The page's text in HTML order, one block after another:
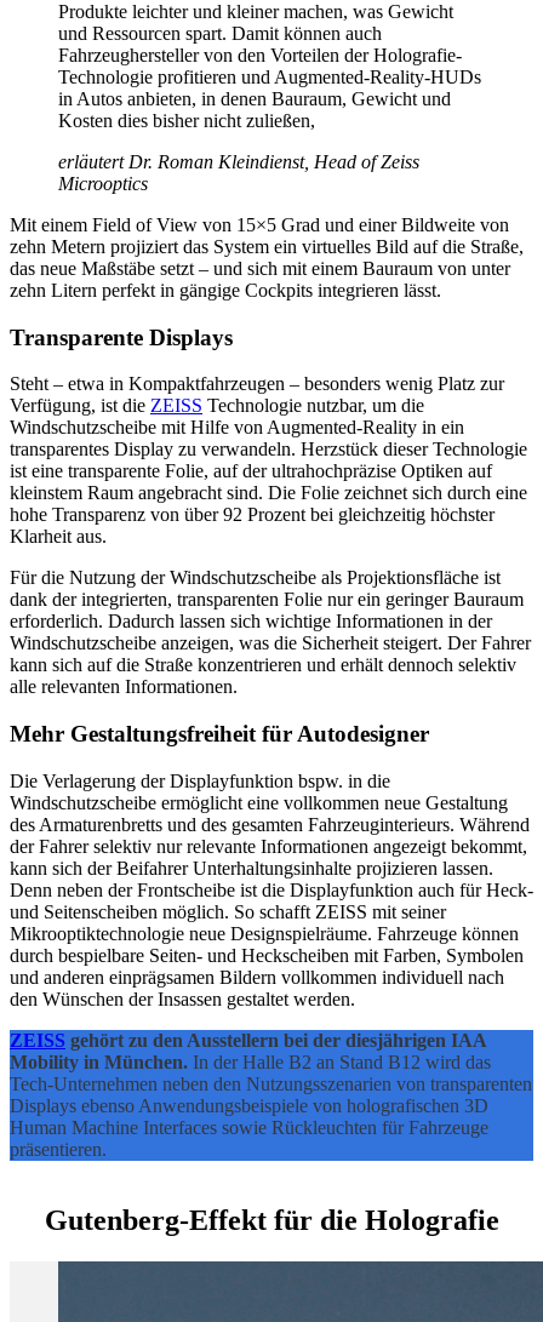
Produkte leichter und kleiner machen, was Gewicht
und Ressourcen spart. Damit können auch
Fahrzeughersteller von den Vorteilen der Holografie-
Technologie profitieren und Augmented-Reality-HUDs
in Autos anbieten, in denen Bauraum, Gewicht und
Kosten dies bisher nicht zuließen,
erläutert Dr. Roman Kleindienst, Head of Zeiss
Microoptics
Mit einem Field of View von 15×5 Grad und einer Bildweite von
zehn Metern projiziert das System ein virtuelles Bild auf die Straße,
das neue Maßstäbe setzt – und sich mit einem Bauraum von unter
zehn Litern perfekt in gängige Cockpits integrieren lässt.
Transparente Displays
Steht – etwa in Kompaktfahrzeugen – besonders wenig Platz zur
Verfügung, ist die ZEISS Technologie nutzbar, um die
Windschutzscheibe mit Hilfe von Augmented-Reality in ein
transparentes Display zu verwandeln. Herzstück dieser Technologie
ist eine transparente Folie, auf der ultrahochpräzise Optiken auf
kleinstem Raum angebracht sind. Die Folie zeichnet sich durch eine
hohe Transparenz von über 92 Prozent bei gleichzeitig höchster
Klarheit aus.
Für die Nutzung der Windschutzscheibe als Projektionsfläche ist
dank der integrierten, transparenten Folie nur ein geringer Bauraum
erforderlich. Dadurch lassen sich wichtige Informationen in der
Windschutzscheibe anzeigen, was die Sicherheit steigert. Der Fahrer
kann sich auf die Straße konzentrieren und erhält dennoch selektiv
alle relevanten Informationen.
Mehr Gestaltungsfreiheit für Autodesigner
Die Verlagerung der Displayfunktion bspw. in die
Windschutzscheibe ermöglicht eine vollkommen neue Gestaltung
des Armaturenbretts und des gesamten Fahrzeuginterieurs. Während
der Fahrer selektiv nur relevante Informationen angezeigt bekommt,
kann sich der Beifahrer Unterhaltungsinhalte projizieren lassen.
Denn neben der Frontscheibe ist die Displayfunktion auch für Heck-
und Seitenscheiben möglich. So schafft ZEISS mit seiner
Mikrooptiktechnologie neue Designspielräume. Fahrzeuge können
durch bespielbare Seiten- und Heckscheiben mit Farben, Symbolen
und anderen einprägsamen Bildern vollkommen individuell nach
den Wünschen der Insassen gestaltet werden.
ZEISS gehört zu den Ausstellern bei der diesjährigen IAA
Mobility in München. In der Halle B2 an Stand B12 wird das
Tech-Unternehmen neben den Nutzungsszenarien von transparenten
Displays ebenso Anwendungsbeispiele von holografischen 3D
Human Machine Interfaces sowie Rückleuchten für Fahrzeuge
präsentieren.
Gutenberg-Effekt für die Holografie